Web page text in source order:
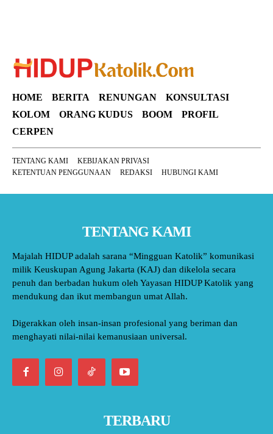
HOME BERITA RENUNGAN
KONSULTASI
KOLOM
ORANG KUDUS BOOM
PROFIL
CERPEN
TENTANG KAMI
KEBIJAKAN PRIVASI
KETENTUAN PENGGUNAAN
REDAKSI HUBUNGI KAMI
TENTANG KAMI
Majalah HIDUP adalah sarana “Mingguan Katolik” komunikasi
milik Keuskupan Agung Jakarta (KAJ) dan dikelola secara
penuh dan berbadan hukum oleh Yayasan HIDUP Katolik yang
mendukung dan ikut membangun umat Allah.
Digerakkan oleh insan-insan profesional yang beriman dan
menghayati nilai-nilai kemanusiaan universal.
TERBARU